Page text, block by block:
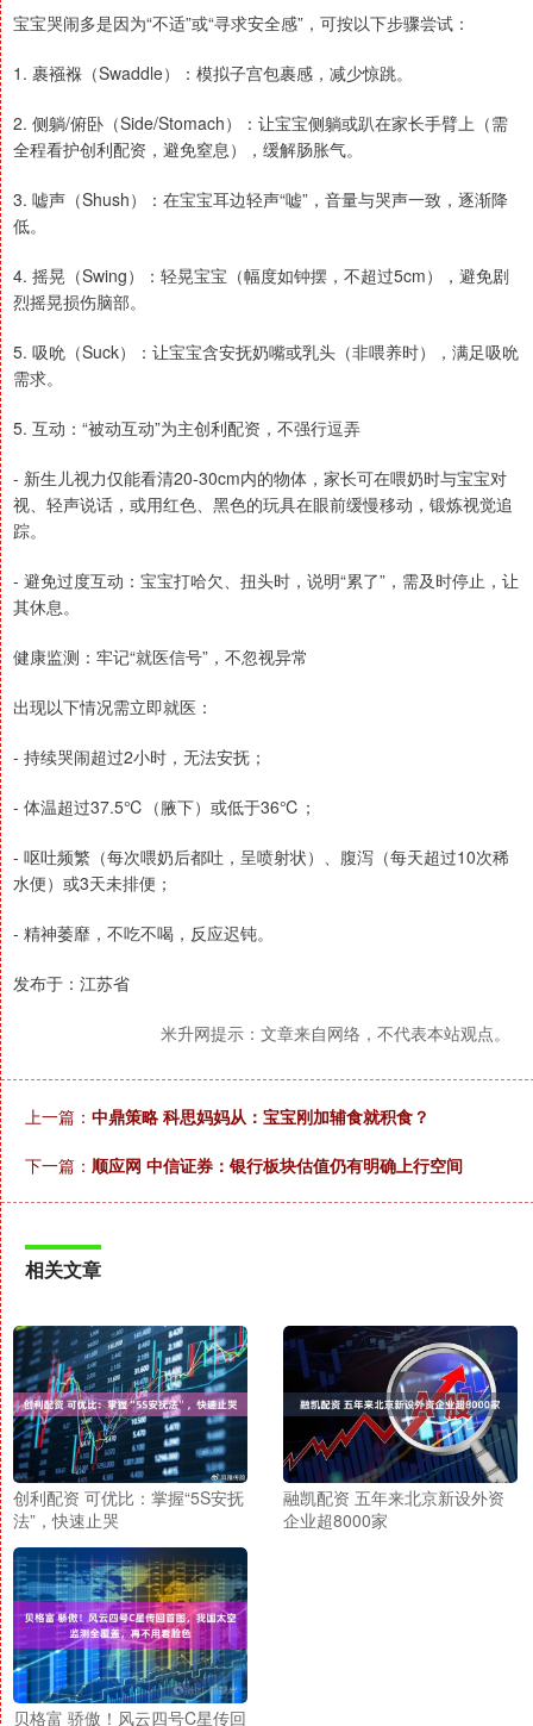
宝宝哭闹多是因为“不适”或“寻求安全感”，可按以下步骤尝试：
1. 裹襁褓（Swaddle）：模拟子宫包裹感，减少惊跳。
2. 侧躺/俯卧（Side/Stomach）：让宝宝侧躺或趴在家长手臂上（需
全程看护创利配资，避免窒息），缓解肠胀气。
3. 嘘声（Shush）：在宝宝耳边轻声“嘘”，音量与哭声一致，逐渐降
低。
4. 摇晃（Swing）：轻晃宝宝（幅度如钟摆，不超过5cm），避免剧
烈摇晃损伤脑部。
5. 吸吮（Suck）：让宝宝含安抚奶嘴或乳头（非喂养时），满足吸吮
需求。
5. 互动：“被动互动”为主创利配资，不强行逗弄
- 新生儿视力仅能看清20-30cm内的物体，家长可在喂奶时与宝宝对
视、轻声说话，或用红色、黑色的玩具在眼前缓慢移动，锻炼视觉追
踪。
- 避免过度互动：宝宝打哈欠、扭头时，说明“累了”，需及时停止，让
其休息。
健康监测：牢记“就医信号”，不忽视异常
出现以下情况需立即就医：
- 持续哭闹超过2小时，无法安抚；
- 体温超过37.5℃（腋下）或低于36℃；
- 呕吐频繁（每次喂奶后都吐，呈喷射状）、腹泻（每天超过10次稀
水便）或3天未排便；
- 精神萎靡，不吃不喝，反应迟钝。
发布于：江苏省
米升网提示：文章来自网络，不代表本站观点。
上一篇： 中鼎策略 科思妈妈从：宝宝刚加辅食就积食？
下一篇： 顺应网 中信证券：银行板块估值仍有明确上行空间
相关文章
创利配资 可优比：掌握“5S安抚
法”，快速止哭
融凯配资 五年来北京新设外资
企业超8000家
贝格富 骄傲！风云四号C星传回